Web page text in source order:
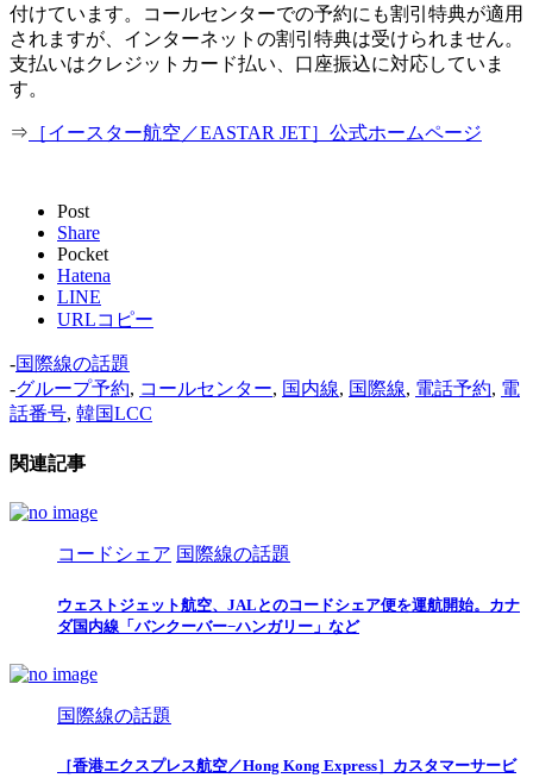
付けています。コールセンターでの予約にも割引特典が適用
されますが、インターネットの割引特典は受けられません。
支払いはクレジットカード払い、口座振込に対応していま
す。
⇒ ［イースター航空／EASTAR JET］公式ホームページ
Post
Share
Pocket
Hatena
LINE
URLコピー
-国際線の話題
-グループ予約, コールセンター, 国内線, 国際線, 電話予約, 電
話番号, 韓国LCC
関連記事
コードシェア 国際線の話題
ウェストジェット航空、JALとのコードシェア便を運航開始。カナ
ダ国内線「バンクーバー−ハンガリー」など
国際線の話題
［香港エクスプレス航空／Hong Kong Express］カスタマーサービ